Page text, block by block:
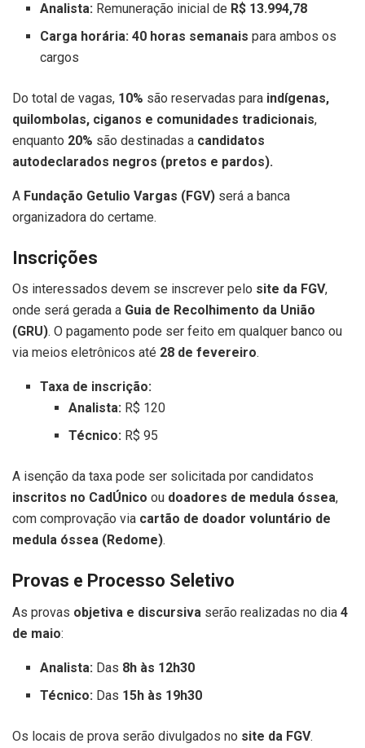
Analista: Remuneração inicial de R$ 13.994,78
Carga horária: 40 horas semanais para ambos os
cargos
Do total de vagas, 10% são reservadas para indígenas,
quilombolas, ciganos e comunidades tradicionais,
enquanto 20% são destinadas a candidatos
autodeclarados negros (pretos e pardos).
A Fundação Getulio Vargas (FGV) será a banca
organizadora do certame.
Inscrições
Os interessados devem se inscrever pelo site da FGV,
onde será gerada a Guia de Recolhimento da União
(GRU). O pagamento pode ser feito em qualquer banco ou
via meios eletrônicos até 28 de fevereiro.
Taxa de inscrição:
Analista:R$ 120
Técnico:R$ 95
A isenção da taxa pode ser solicitada por candidatos
inscritos no CadÚnico ou doadores de medula óssea,
com comprovação via cartão de doador voluntário de
medula óssea (Redome).
Provas e Processo Seletivo
As provas objetiva e discursiva serão realizadas no dia 4
de maio:
Analista: Das 8h às 12h30
Técnico: Das 15h às 19h30
Os locais de prova serão divulgados no site da FGV.